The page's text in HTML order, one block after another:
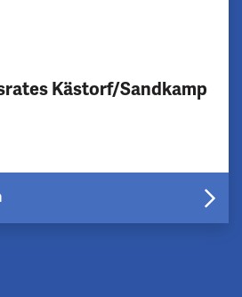
Kästorf/Sandkamp